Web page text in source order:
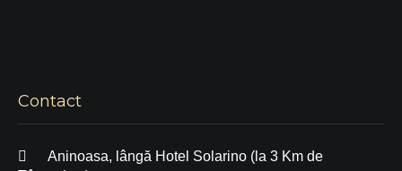
Contact
Aninoasa, lângă Hotel Solarino (la 3 Km de